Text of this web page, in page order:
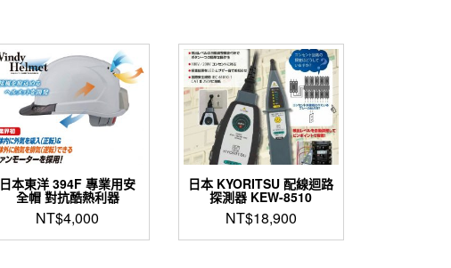
日本東洋 394F 專業用安
全帽 對抗酷熱利器
NT$4,000
日本 KYORITSU 配線迴路
探測器 KEW-8510
NT$18,900